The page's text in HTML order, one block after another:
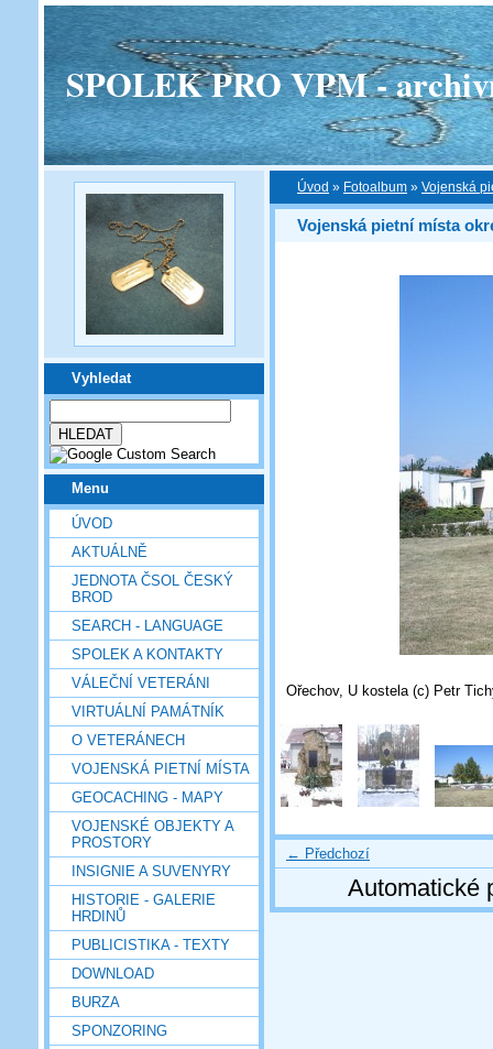
SPOLEK PRO VPM -
Vyhledat
Menu
ÚVOD
AKTUÁLNĚ
JEDNOTA ČSOL ČESKÝ
BROD
SEARCH - LANGUAGE
SPOLEK A KONTAKTY
VÁLEČNÍ VETERÁNI
VIRTUÁLNÍ PAMÁTNÍK
O VETERÁNECH
VOJENSKÁ PIETNÍ MÍSTA
GEOCACHING - MAPY
VOJENSKÉ OBJEKTY A
PROSTORY
INSIGNIE A SUVENYRY
HISTORIE - GALERIE
HRDINŮ
PUBLICISTIKA - TEXTY
DOWNLOAD
BURZA
SPONZORING
Úvod » Fotoalbum » Vojenská
Vojenská pietní místa
Ořechov, U kostela (c) Petr
← Předchozí
Automatické